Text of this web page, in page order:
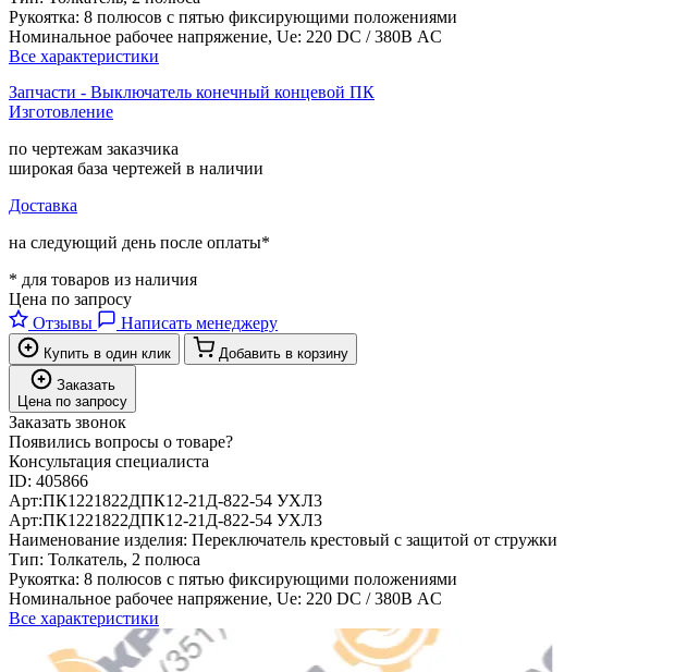
Рукоятка: 8 полюсов с пятью фиксирующими положениями
Номинальное рабочее напряжение, Ue: 220 DС / 380В AC
Все характеристики
Запчасти - Выключатель конечный концевой ПК
Изготовление
по чертежам заказчика
широкая база чертежей в наличии
Доставка
на следующий день после оплаты*
* для товаров из наличия
Цена по запросу
Отзывы
Написать менеджеру
Купить в один клик
Добавить в корзину
Заказать
Цена по запросу
Заказать звонок
Появились вопросы о товаре?
Консультация специалиста
ID: 405866
Арт:ПК1221822ДПК12-21Д-822-54 УХЛ3
Арт:ПК1221822ДПК12-21Д-822-54 УХЛ3
Наименование изделия: Переключатель крестовый с защитой от стружки
Тип: Толкатель, 2 полюса
Рукоятка: 8 полюсов с пятью фиксирующими положениями
Номинальное рабочее напряжение, Ue: 220 DС / 380В AC
Все характеристики